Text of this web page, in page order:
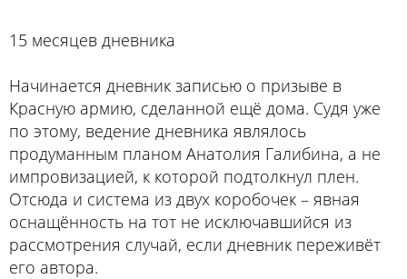
15 месяцев дневника
Начинается дневник записью о призыве в
Красную армию, сделанной ещё дома. Судя уже
по этому, ведение дневника являлось
продуманным планом Анатолия Галибина, а не
импровизацией, к которой подтолкнул плен.
Отсюда и система из двух коробочек – явная
оснащённость на тот не исключавшийся из
рассмотрения случай, если дневник переживёт
его автора.